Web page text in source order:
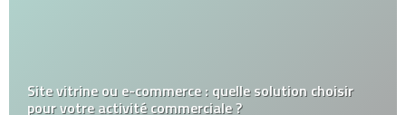
Site vitrine ou e-commerce : quelle solution choisir
pour votre activité commerciale ?